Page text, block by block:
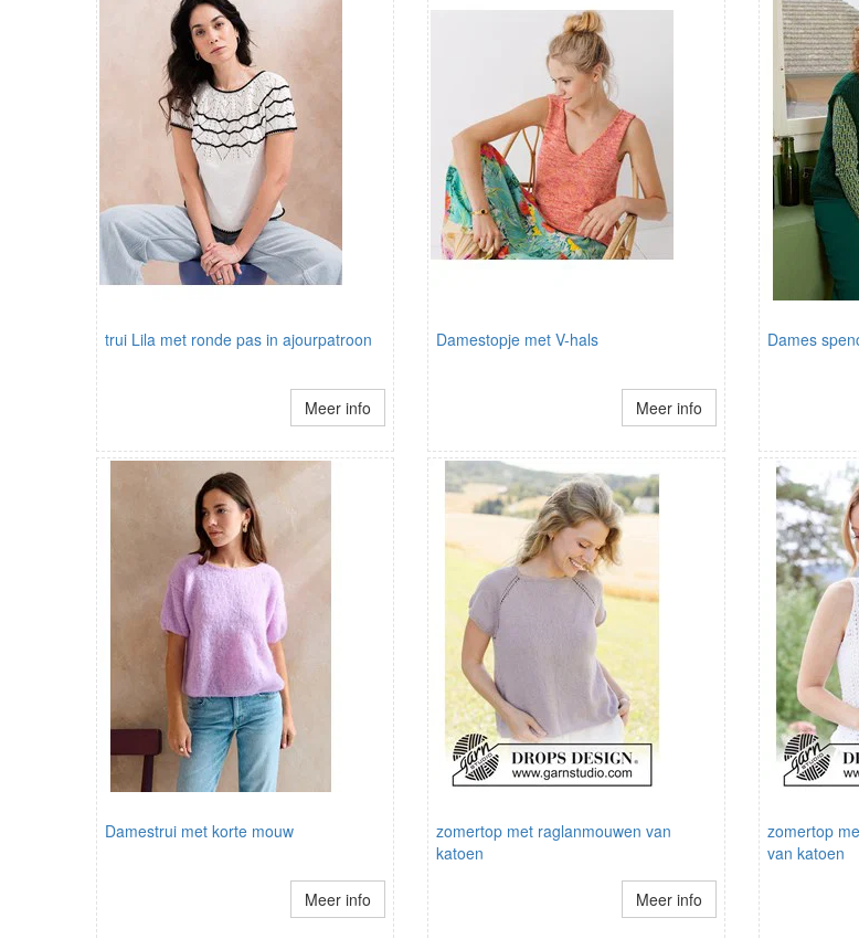
trui Lila met ronde pas in ajourpatroon
Meer info
Damestopje met V-hals
Meer info
Dames
Damestrui met korte mouw
Meer info
zomertop met raglanmouwen van
katoen
Meer info
zomertop
van katoen